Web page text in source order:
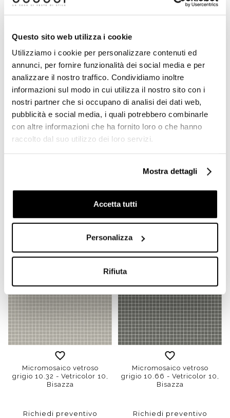
Questo sito web utilizza i cookie
Utilizziamo i cookie per personalizzare contenuti ed
annunci, per fornire funzionalità dei social media e per
analizzare il nostro traffico. Condividiamo inoltre
informazioni sul modo in cui utilizza il nostro sito con i
nostri partner che si occupano di analisi dei dati web,
pubblicità e social media, i quali potrebbero combinarle
con altre informazioni che ha fornito loro o che hanno
raccolto dal suo utilizzo dei loro servizi.
Mostra dettagli
Accetta tutti
Personalizza
Rifiuta
Prodotti simili
Micromosaico in pasta di
vetro marrone 10.51 -
Micromosaico vetroso
grigio 10.32 - Vetricolor 10,
Bisazza
Richiedi preventivo
Micromosaico vetroso
grigio 10.66 - Vetricolor 10,
Bisazza
Richiedi preventivo